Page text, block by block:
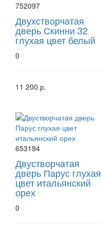
752097
Двухстворчатая
дверь Скинни 32
глухая цвет белый
0
11 200 р.
653194
Двустворчатая
дверь Парус глухая
цвет итальянский
орех
0